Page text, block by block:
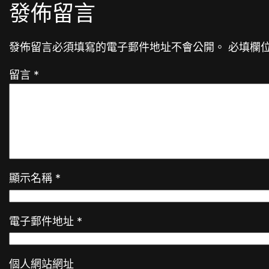
發佈留言
發佈留言必須填寫的電子郵件地址不會公開。 必填欄
留言 *
顯示名稱 *
電子郵件地址 *
個人網站網址